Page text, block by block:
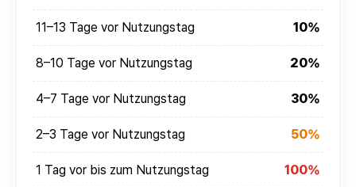
11–13 Tage vor Nutzungstag 10%
8–10 Tage vor Nutzungstag 20%
4–7 Tage vor Nutzungstag 30%
2–3 Tage vor Nutzungstag 50%
1 Tag vor bis zum Nutzungstag 100%